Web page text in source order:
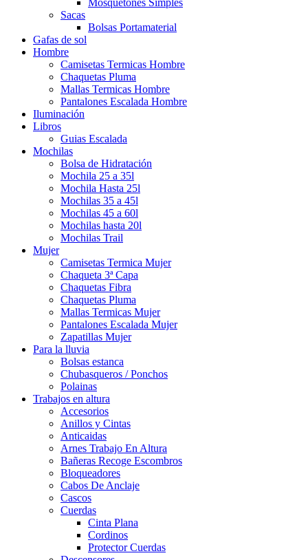
Mosquetones Simples
Sacas
Bolsas Portamaterial
Gafas de sol
Hombre
Camisetas Termicas Hombre
Chaquetas Pluma
Mallas Termicas Hombre
Pantalones Escalada Hombre
Iluminación
Libros
Guias Escalada
Mochilas
Bolsa de Hidratación
Mochila 25 a 35l
Mochila Hasta 25l
Mochilas 35 a 45l
Mochilas 45 a 60l
Mochilas hasta 20l
Mochilas Trail
Mujer
Camisetas Termica Mujer
Chaqueta 3ª Capa
Chaquetas Fibra
Chaquetas Pluma
Mallas Termicas Mujer
Pantalones Escalada Mujer
Zapatillas Mujer
Para la lluvia
Bolsas estanca
Chubasqueros / Ponchos
Polainas
Trabajos en altura
Accesorios
Anillos y Cintas
Anticaidas
Arnes Trabajo En Altura
Bañeras Recoge Escombros
Bloqueadores
Cabos De Anclaje
Cascos
Cuerdas
Cinta Plana
Cordinos
Protector Cuerdas